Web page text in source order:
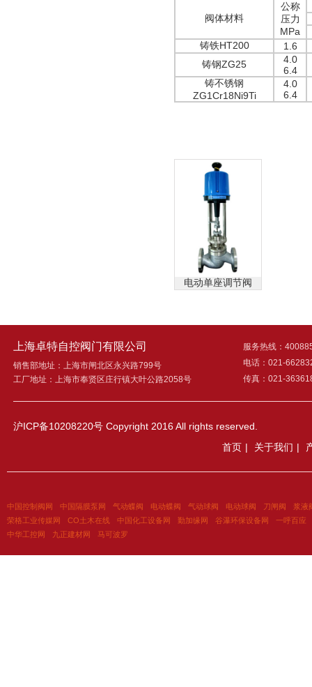
阀体材料
公称
压力
MPa
铸铁HT200
1.6
铸钢ZG25
4.0
6.4
铸不锈钢
ZG1Cr18Ni9Ti
4.0
6.4
电动单座调节阀
上海卓特自控阀门有限公司
销售部地址：上海市闸北区永兴路799号
工厂地址：上海市奉贤区庄行镇大叶公路2058号
服务热线：
电话：021-
传真：021-
沪ICP备10208220号 Copyright 2016 All rights reserved.
首页 | 关于我们 |
中国控制阀网 中国隔膜泵网 气动蝶阀 电动蝶阀 气动球阀 电动球阀 刀闸阀
浆液
荣格工业传媒网
CO土木在线 中国化工设备网 勤加缘网 谷瀑环保设备网
一呼百应
中华工控网
九正建材网 马可波罗